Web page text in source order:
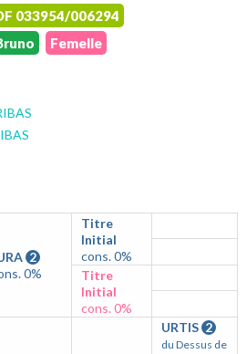
033954/006294
Femelle
2
0%
Titre
Initial
cons. 0%
Titre
Initial
cons. 0%
URTIS 2
du Dessus de